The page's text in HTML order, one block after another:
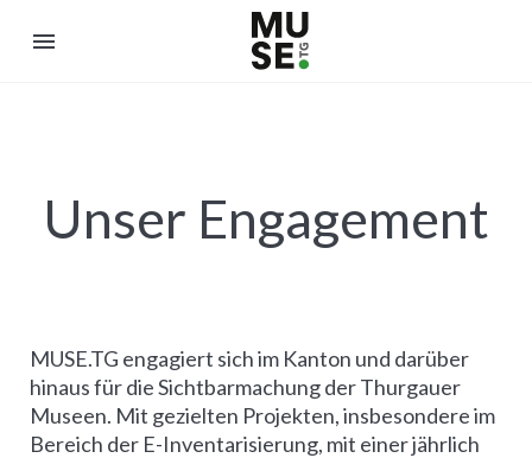
menu
Unser Engagement
MUSE.TG engagiert sich im Kanton und darüber
hinaus für die Sichtbarmachung der Thurgauer
Museen. Mit gezielten Projekten, insbesondere im
Bereich der E-Inventarisierung, mit einer jährlich